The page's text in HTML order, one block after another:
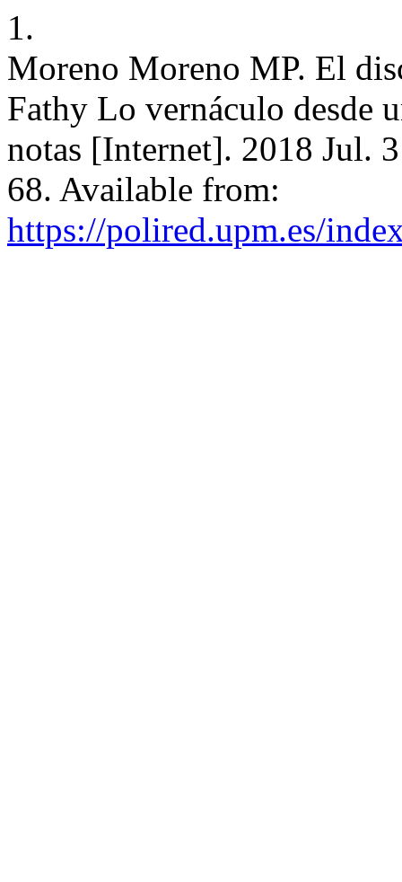
1.
Moreno Moreno MP. El
Fathy Lo vernáculo desde
notas [Internet]. 2018 Jul.
68. Available from:
https://polired.upm.es/